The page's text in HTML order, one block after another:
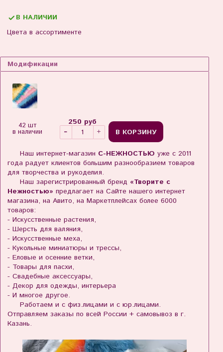
Цвета в ассортименте
В НАЛИЧИИ
Модификации
42 шт
в наличии
250 руб
В КОРЗИНУ
Наш интернет-магазин С-НЕЖНОСТЬЮ уже с 2011
года радует клиентов большим разнообразием товаров
для творчества и рукоделия.
Наш зарегистрированный бренд «Творите с
Нежностью» предлагает на Сайте нашего интернет
магазина, на Авито, на Маркетплейсах более 6000
товаров:
- Искусственные растения,
- Шерсть для валяния,
- Искусственные меха,
- Кукольные миниатюры и трессы,
- Еловые и осенние ветки,
- Товары для пасхи,
- Свадебные аксессуары,
- Декор для одежды, интерьера
- И многое другое.
Работаем и с физ.лицами и с юр.лицами.
Отправляем заказы по всей России + самовывоз в г.
Казань.